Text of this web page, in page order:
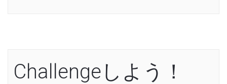
Challengeしよう！